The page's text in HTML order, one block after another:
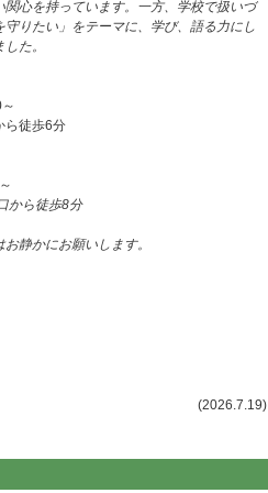
心を持っています。一方、学校で扱いづ
りたい」をテーマに、学び、語る力にし
た。
ら徒歩6分
から徒歩8分
静かにお願いします。
(2026.7.19)